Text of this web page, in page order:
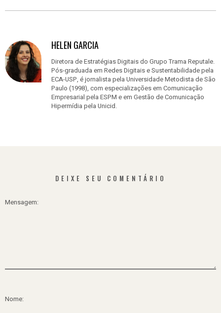
no no janela
HELEN GARCIA
Diretora de Estratégias Digitais do Grupo Trama Reputale.
Pós-graduada em Redes Digitais e Sustentabilidade pela
ECA-USP, é jornalista pela Universidade Metodista de São
Paulo (1998), com especializações em Comunicação
Empresarial pela ESPM e em Gestão de Comunicação
Hipermídia pela Unicid.
DEIXE SEU COMENTÁRIO
Mensagem:
Nome: